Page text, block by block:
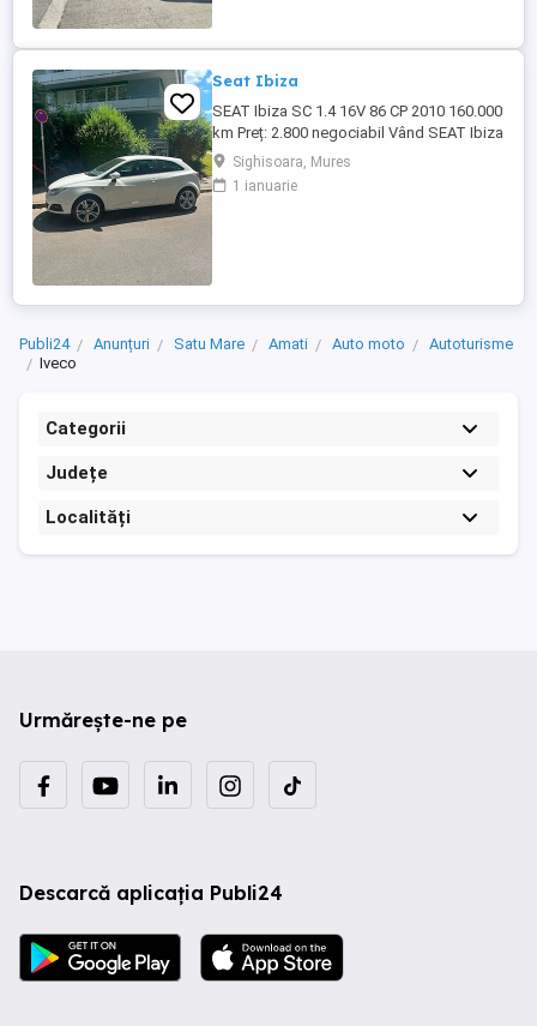
Seat Ibiza
SEAT Ibiza SC 1.4 16V 86 CP 2010 160.000
km Preț: 2.800 negociabil Vând SEAT Ibiza
SC (3 uși), an fabricație 2010, în stare
tehnică foarte bună. Detalii: * Motor 1.4
16V benzină 86 CP * Cutie manuală, 5
Sighisoara, Mures
1 ianuarie
Publi24 Anunțuri Satu Mare Amati Auto moto
Autoturisme
Iveco
Categorii
Județe
Localități
Urmărește-ne pe
Descarcă aplicația Publi24